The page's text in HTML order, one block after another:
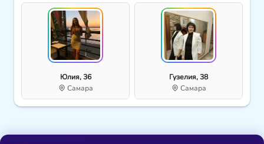
Юлия, 36
Самара
Гузелия, 38
Самара